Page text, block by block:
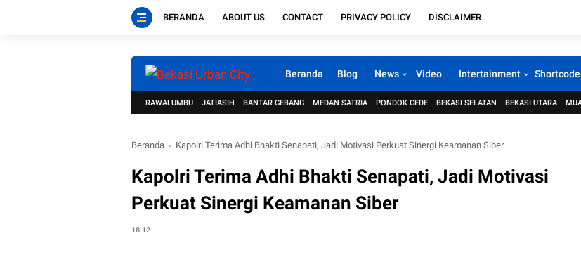
BERANDA ABOUT US CONTACT PRIVACY POLICY DISCLAIMER
Beranda Blog News Video Intertainment Shortcode
RAWALUMBU JATIASIH BANTAR GEBANG MEDAN SATRIA PONDOK GEDE BEKASI SELATAN BEKASI UTARA
Beranda Kapolri Terima Adhi Bhakti Senapati, Jadi Motivasi Perkuat Sinergi Keamanan Siber
Kapolri Terima Adhi Bhakti Senapati, Jadi Motivasi
Perkuat Sinergi Keamanan Siber
18.12